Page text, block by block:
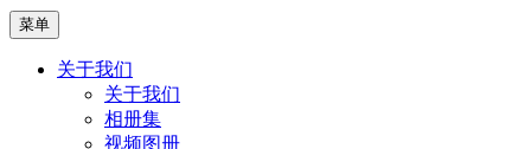
菜单
关于我们
关于我们
相册集
视频图册